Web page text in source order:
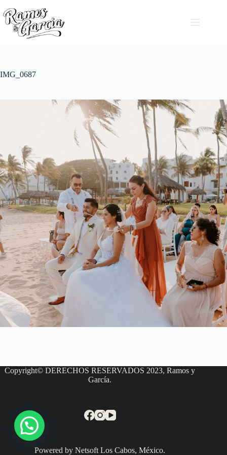
IMG_0687
Copyright© DERECHOS RESERVADOS 2023, Ramos y
García.
Powered by Netsoft Los Cabos, México.